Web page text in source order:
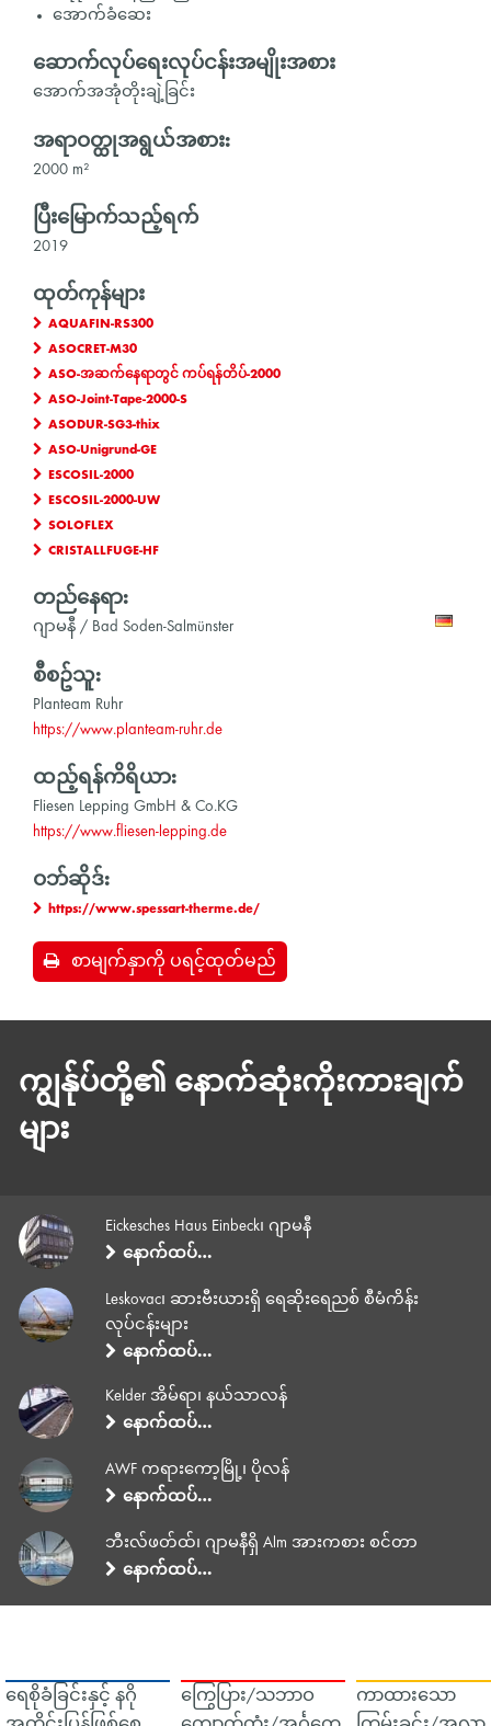
အောက်ခံဆေး
ဆောက်လုပ်ရေးလုပ်ငန်းအမျိုးအစား
အောက်အအုံတိုးချဲ့ခြင်း
အရာဝတ္ထုအရွယ်အစား:
2000 m²
ပြီးမြောက်သည့်ရက်
2019
ထုတ်ကုန်များ
AQUAFIN-RS300
ASOCRET-M30
ASO-အဆက်နေရာတွင် ကပ်ရန်တိပ်-2000
ASO-Joint-Tape-2000-S
ASODUR-SG3-thix
ASO-Unigrund-GE
ESCOSIL-2000
ESCOSIL-2000-UW
SOLOFLEX
CRISTALLFUGE-HF
တည်နေရာ:
ဂျာမနီ / Bad Soden-Salmünster
စီစဥ်သူ:
Planteam Ruhr
https://www.planteam-ruhr.de
ထည့်ရန်ကိရိယာ:
Fliesen Lepping GmbH & Co.KG
https://www.fliesen-lepping.de
ဝဘ်ဆိုဒ်:
https://www.spessart-therme.de/
စာမျက်နှာကို ပရင့်ထုတ်မည်
ကျွန်ုပ်တို့၏ နောက်ဆုံးကိုးကားချက်
များ
Eickesches Haus Einbeck၊ ဂျာမနီ
နောက်ထပ်…
Leskovac၊ ဆားဗီးယားရှိ ရေဆိုးရေညစ် စီမံကိန်း
လုပ်ငန်းများ
နောက်ထပ်…
Kelder အိမ်ရာ၊ နယ်သာလန်
နောက်ထပ်…
AWF ကရားကော့မြို့၊ ပိုလန်
နောက်ထပ်…
ဘီးလ်ဖတ်ထ်၊ ဂျာမနီရှိ Alm အားကစား စင်တာ
နောက်ထပ်…
ရေစိုခံခြင်းနှင့် နဂို
ကြွေပြား/သဘာဝ
ကာထားသော